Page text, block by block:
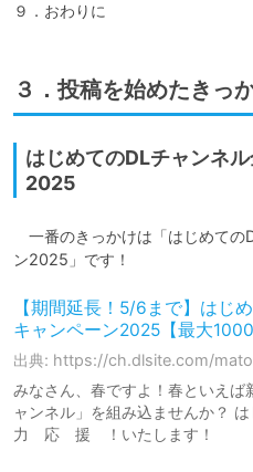
９．おわりに
３．投稿を始めたきっ
はじめてのDLチャンネ
2025
一番のきっかけは「はじめての
【期間延長！5/6まで】はじ
キャンペーン2025【最大1000
出典: https://ch.dlsite.com/
みなさん、春ですよ！春といえ
ャンネル」を組み込ませんか？
力 応 援 ！いたします！